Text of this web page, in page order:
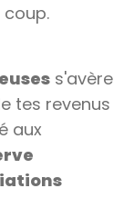
s'avère
tes revenus
aux